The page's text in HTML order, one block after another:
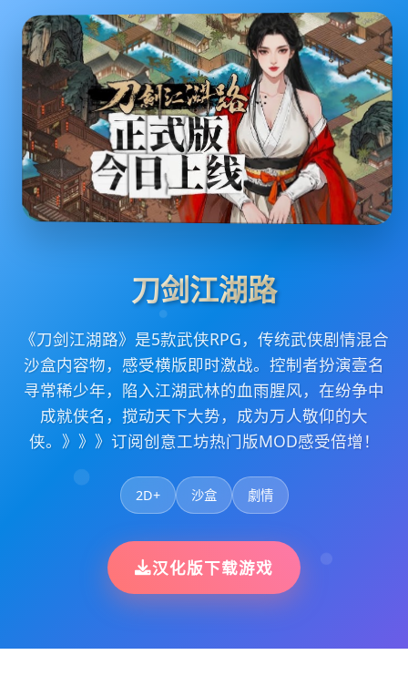
刀剑江湖路
《刀剑江湖路》是5款武侠RPG，传统武侠剧情混合
沙盒内容物，感受横版即时激战。控制者扮演壹名
寻常稀少年，陷入江湖武林的血雨腥风，在纷争中
成就侠名，搅动天下大势，成为万人敬仰的大
侠。》》》订阅创意工坊热门版MOD感受倍增！
2D+ 沙盒 劇情
汉化版下载游戏